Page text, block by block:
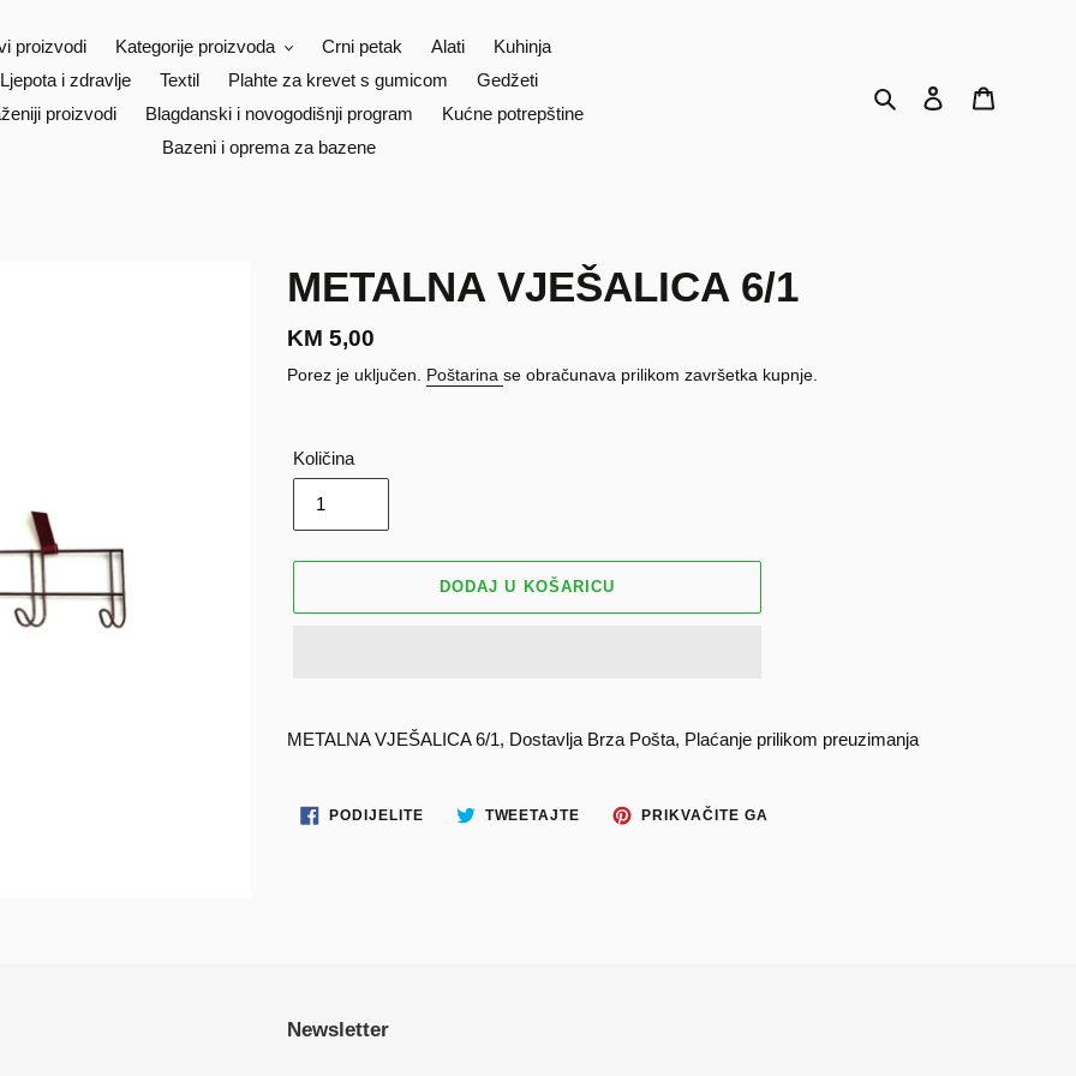
proizvodi Kategorije proizvoda Crni petak Alati
Kuhinja
Ljepota i zdravlje
Textil Plahte za krevet s gumicom
Gedžeti
proizvodi
Blagdanski i novogodišnji program
Kućne potrepštine
Bazeni i oprema za bazene
Traži Prijava
METALNA VJEŠALICA 6/1
Redovna
cijena
KM 5,00
Porez je uključen. Poštarina se obračunava prilikom završetka kupnje.
Količina
DODAJ U KOŠARICU
proizvoda
METALNA VJEŠALICA 6/1, Dostavlja Brza Pošta, Plaćanje prilikom preuzimanja
PODIJELITEPODIJELITETWEETAJTE TWEETAJTEPRIKVAČITE GA
Newsletter